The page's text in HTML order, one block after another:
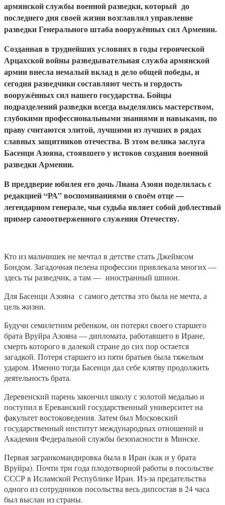
армянской службы военной разведки, который до
последнего дня своей жизни возглавлял управление
разведки Генерального штаба вооружённых сил Армении.
Созданная в труднейших условиях в годы героической
Арцахской войны разведывательная служба армянской
армии внесла немалый вклад в дело общей победы, и
сегодня разведчики составляют честь и гордость
вооружённых сил нашего государства. Бойцы
подразделений разведки всегда выделялись мастерством,
глубокими профессиональными знаниями и навыками, по
праву считаются элитой, лучшими из лучших в рядах
славных защитников отечества. В этом велика заслуга
Басенци Азояна, стоявшего у истоков создания военной
разведки Армении.
В преддверие юбилея его дочь Лиана Азоян поделилась с
редакцией “РА” воспоминаниями о своём отце —
легендарном генерале, чья судьба являет собой доблестный
пример самоотверженного служения Отечеству.
Кто из мальчишек не мечтал в детстве стать Джеймсом
Бондом. Загадочная пелена профессии привлекала многих —
здесь ты разведчик, а там — иностранный шпион.
Для Басенци Азояна с самого детства это была не мечта, а
цель жизни.
Будучи семилетним ребенком, он потерял своего старшего
брата Вруйра Азояна — дипломата, работавшего в Иране,
смерть которого в далекой стране до сих пор остается
загадкой. Потеря старшего из пяти братьев была тяжелым
ударом. Именно тогда Басенци дал себе клятву продолжить
деятельность брата.
Деревенский парень закончил школу с золотой медалью и
поступил в Ереванский государственный университет на
факультет востоковедения. Затем был Московский
государственный институт международных отношений и
Академия Федеральной службы безопасности в Минске.
Первая загранкомандировка была в Иран (как и у брата
Вруйра). Почти три года плодотворной работы в посольстве
СССР в Исламской Республике Иран. Из-за предательства
одного из сотрудников посольства весь дипсостав в 24 часа
был выслан из страны.